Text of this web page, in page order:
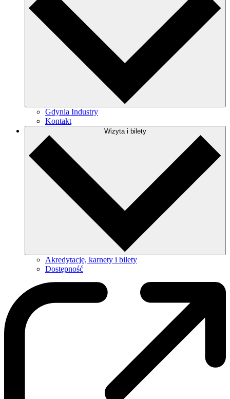
Gdynia Industry
Kontakt
Wizyta i bilety
Akredytacje, karnety i bilety
Dostępność